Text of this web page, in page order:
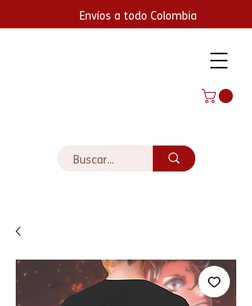
Envíos a todo Colombia